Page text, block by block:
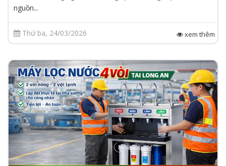
nguồn...
Thứ ba, 24/03/2026 xem thêm